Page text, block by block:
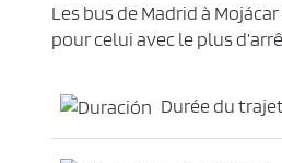
t
é
Les bus de Madrid à
pour celui avec le plus
Durée du